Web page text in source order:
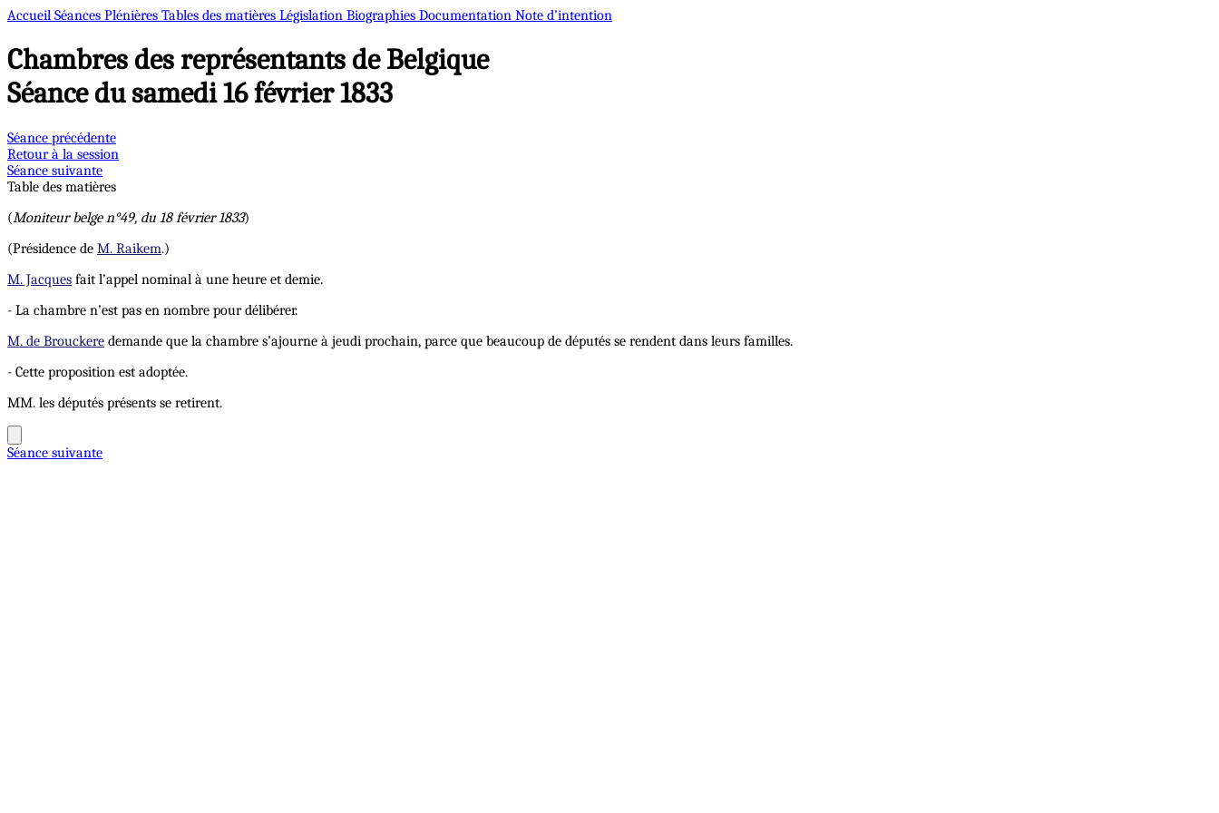
Accueil Séances Plénières Tables des matières Législation Biographies Documentation Note d’intention
Chambres des représentants de Belgique
Séance du samedi 16 février 1833
Séance précédente
Retour à la session
Séance suivante
Table des matières
(Moniteur belge n°49, du 18 février 1833)
(Présidence de M. Raikem.)
M. Jacques fait l’appel nominal à une heure et demie.
- La chambre n’est pas en nombre pour délibérer.
M. de Brouckere demande que la chambre s’ajourne à jeudi prochain, parce que beaucoup de députés se rendent dans leurs familles.
- Cette proposition est adoptée.
MM. les députés présents se retirent.
Séance suivante